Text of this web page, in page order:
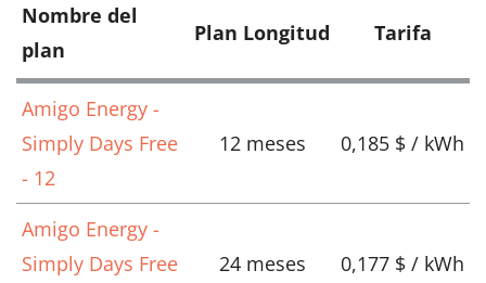
Nombre del
plan
Plan Longitud Tarifa
Amigo Energy -
Simply Days Free
- 12
12 meses 0,185 $ / kWh
Amigo Energy -
Simply Days Free
24 meses 0,177 $ / kWh